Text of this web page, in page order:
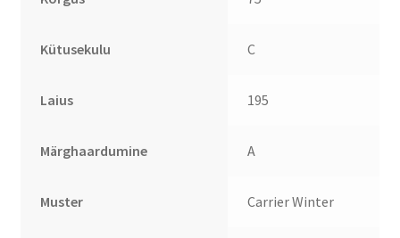
Kütusekulu C
Laius 195
Märghaardumine A
Muster Carrier Winter